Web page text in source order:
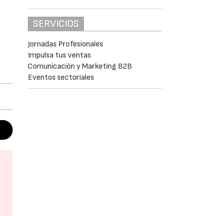
SERVICIOS
Jornadas Profesionales
Impulsa tus ventas
Comunicación y Marketing B2B
Eventos sectoriales